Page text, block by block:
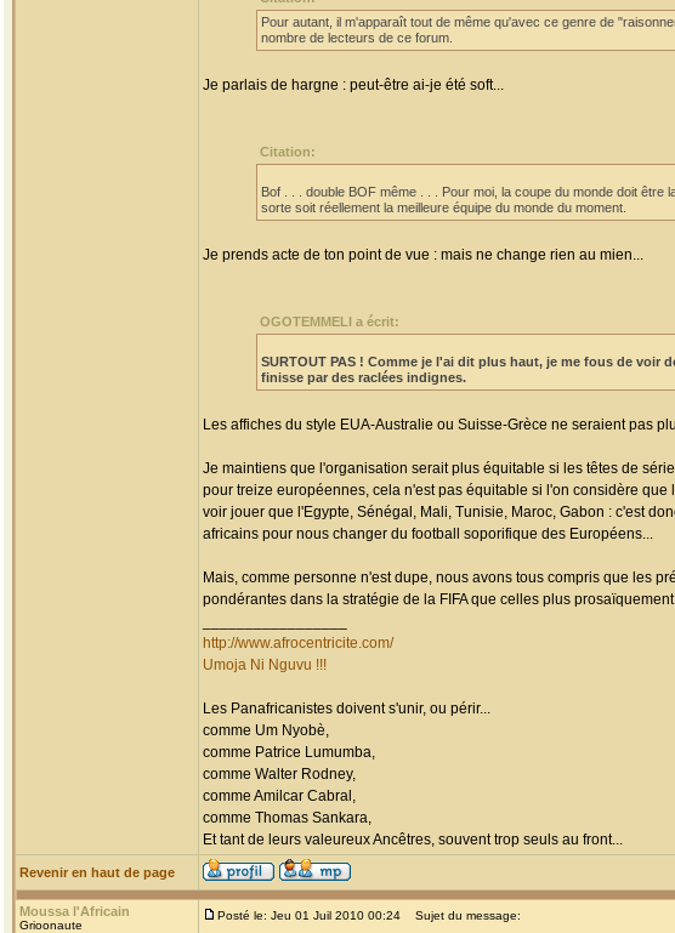
Pour autant, il m'apparaît tout de même qu'avec ce genre de
nombre de lecteurs de ce forum.
Je parlais de hargne : peut-être ai-je été soft...
Citation:
Bof . . . double BOF même . . . Pour moi, la coupe du monde doit
sorte soit réellement la meilleure équipe du monde du moment.
Je prends acte de ton point de vue : mais ne change rien au mien...
OGOTEMMELI a écrit:
SURTOUT PAS ! Comme je l'ai dit plus haut, je me fous de voir
finisse par des raclées indignes.
Les affiches du style EUA-Australie ou Suisse-Grèce ne seraient pas
Je maintiens que l'organisation serait plus équitable si les têtes de
pour treize européennes, cela n'est pas équitable si l'on considère
voir jouer que l'Egypte, Sénégal, Mali, Tunisie, Maroc, Gabon : c'est
africains pour nous changer du football soporifique des Européens...
Mais, comme personne n'est dupe, nous avons tous compris que les
pondérantes dans la stratégie de la FIFA que celles plus
http://www.afrocentricite.com/
Umoja Ni Nguvu !!!
Les Panafricanistes doivent s'unir, ou périr...
comme Um Nyobè,
comme Patrice Lumumba,
comme Walter Rodney,
comme Amilcar Cabral,
comme Thomas Sankara,
Et tant de leurs valeureux Ancêtres, souvent trop seuls au front...
Revenir en haut de page
Moussa l'Africain
Grioonaute
Posté le: Jeu 01 Juil 2010 00:24 Sujet du message: